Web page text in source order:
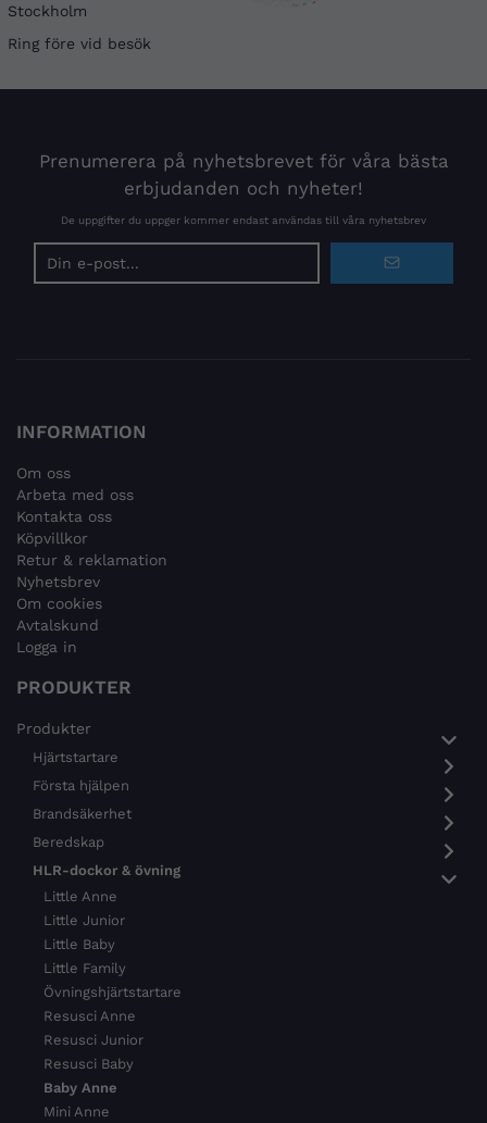
Stockholm
Ring före vid besök
Prenumerera på nyhetsbrevet för våra bästa
erbjudanden och nyheter!
De uppgifter du uppger kommer endast användas till våra nyhetsbrev
INFORMATION
Om oss
Arbeta med oss
Kontakta oss
Köpvillkor
Retur & reklamation
Nyhetsbrev
Om cookies
Avtalskund
Logga in
PRODUKTER
Produkter
Hjärtstartare
Första hjälpen
Brandsäkerhet
Beredskap
HLR-dockor & övning
Little Anne
Little Junior
Little Baby
Little Family
Övningshjärtstartare
Resusci Anne
Resusci Junior
Resusci Baby
Baby Anne
Mini Anne